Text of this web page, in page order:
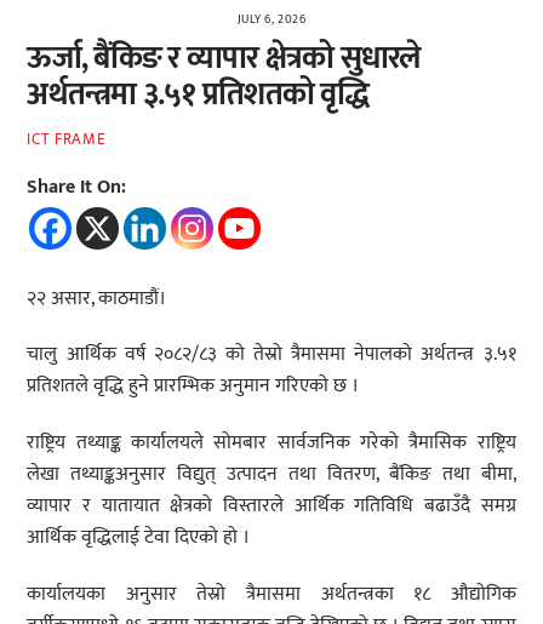
JULY 6, 2026
ऊर्जा, बैंकिङ र व्यापार क्षेत्रको सुधारले
अर्थतन्त्रमा ३.५१ प्रतिशतको वृद्धि
ICT FRAME
Share It On:
२२ असार, काठमाडौं।
चालु आर्थिक वर्ष २०८२/८३ को तेस्रो त्रैमासमा नेपालको अर्थतन्त्र ३.५१
प्रतिशतले वृद्धि हुने प्रारम्भिक अनुमान गरिएको छ ।
राष्ट्रिय तथ्याङ्क कार्यालयले सोमबार सार्वजनिक गरेको त्रैमासिक राष्ट्रिय
लेखा तथ्याङ्कअनुसार विद्युत् उत्पादन तथा वितरण, बैंकिङ तथा बीमा,
व्यापार र यातायात क्षेत्रको विस्तारले आर्थिक गतिविधि बढाउँदै समग्र
आर्थिक वृद्धिलाई टेवा दिएको हो ।
कार्यालयका अनुसार तेस्रो त्रैमासमा अर्थतन्त्रका १८ औद्योगिक